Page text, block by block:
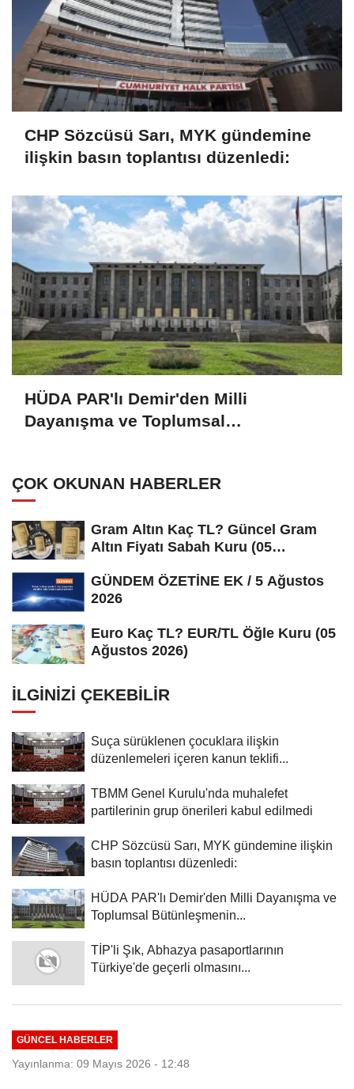
CHP Sözcüsü Sarı, MYK gündemine
ilişkin basın toplantısı düzenledi:
HÜDA PAR'lı Demir'den Milli
Dayanışma ve Toplumsal
ÇOK OKUNAN HABERLER
Gram Altın Kaç TL? Güncel Gram
Altın Fiyatı Sabah Kuru (05
GÜNDEM ÖZETİNE EK / 5 Ağustos
2026
Euro Kaç TL? EUR/TL Öğle Kuru (05
Ağustos 2026)
İLGINIZI ÇEKEBILIR
Suça sürüklenen çocuklara ilişkin
düzenlemeleri içeren kanun teklifi...
TBMM Genel Kurulu'nda muhalefet
partilerinin grup önerileri kabul edilmedi
CHP Sözcüsü Sarı, MYK gündemine ilişkin
basın toplantısı düzenledi:
HÜDA PAR'lı Demir'den Milli Dayanışma ve
Toplumsal Bütünleşmenin...
TİP'li Şık, Abhazya pasaportlarının
Türkiye'de geçerli olmasını...
GÜNCEL HABERLER
Yayınlanma: 09 Mayıs 2026 - 12:48